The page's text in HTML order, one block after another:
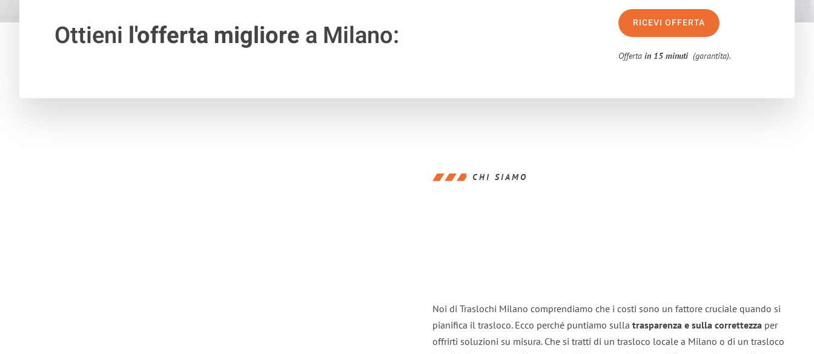
Ottieni l'offerta migliorea Milano: RICEVI OFFERTA
Offertain 15 minuti (garantita).
CHI SIAMO
Noi di Traslochi Milano comprendiamo che i costi sono un fattore cruciale quando si
pianifica il trasloco. Ecco perché puntiamo sulla trasparenza e sulla correttezza per
offrirti soluzioni su misura. Che si tratti di un trasloco locale a Milano o di un trasloco